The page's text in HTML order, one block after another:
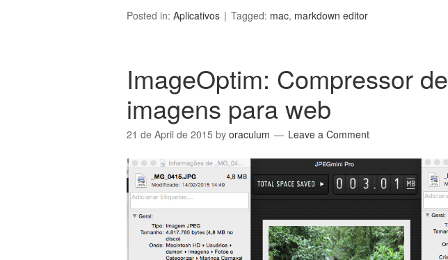
Posted in: Aplicativos Tagged: mac, markdown editor
ImageOptim: Compressor de
imagens para web
21 de April de 2015 by oraculum Leave a Comment